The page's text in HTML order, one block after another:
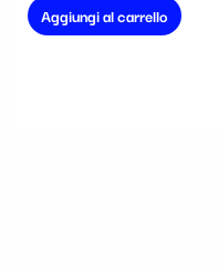
Aggiungi al carrello